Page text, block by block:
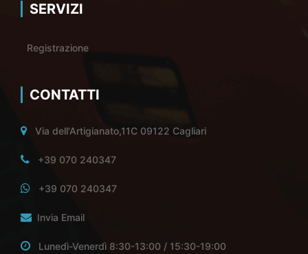
SERVIZI
Registrazione
CONTATTI
Via dell'Artigianato,11C 09122 Cagliari
+39 070 240347
+39 070 240347
Invia Email
Lunedì-Venerdì 8:30-13:00 / 15:30-19:00